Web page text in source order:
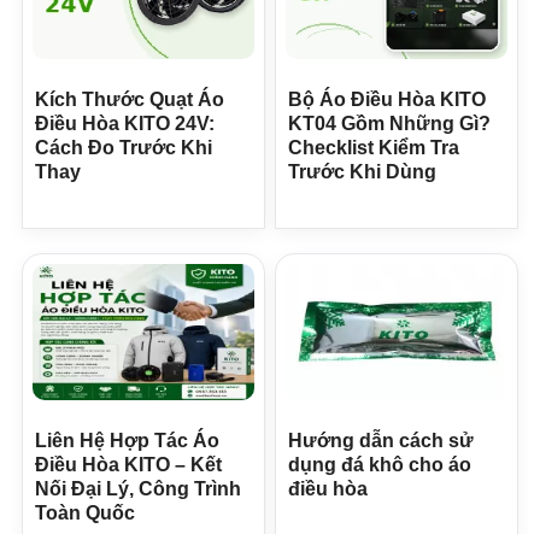
Kích Thước Quạt Áo
Điều Hòa KITO 24V:
Cách Đo Trước Khi
Thay
Bộ Áo Điều Hòa KITO
KT04 Gồm Những Gì?
Checklist Kiểm Tra
Trước Khi Dùng
Liên Hệ Hợp Tác Áo
Điều Hòa KITO – Kết
Nối Đại Lý, Công Trình
Toàn Quốc
Hướng dẫn cách sử
dụng đá khô cho áo
điều hòa